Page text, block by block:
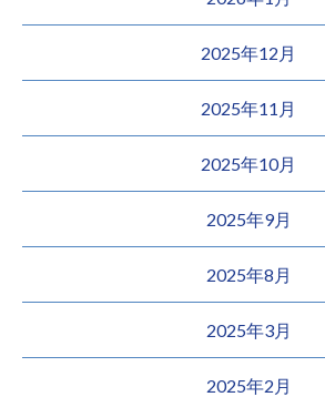
2025年12月
2025年11月
2025年10月
2025年9月
2025年8月
2025年3月
2025年2月